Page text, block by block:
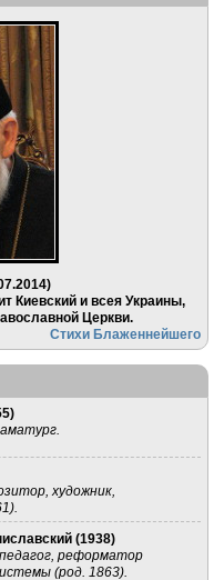
Киевский и всея Украины,
Церкви.
Стихи Блаженнейшего
)
художник,
(1938)
реформатор
(род. 1863).